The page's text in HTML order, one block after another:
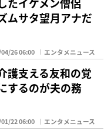
たイケメン僧侶
サタ望月アナだ
26 06:00 エンタメニュース
護支える友和の覚
するのが夫の務
22 06:00 エンタメニュース